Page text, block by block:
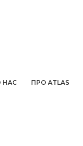
НАС ПРО ATLAS